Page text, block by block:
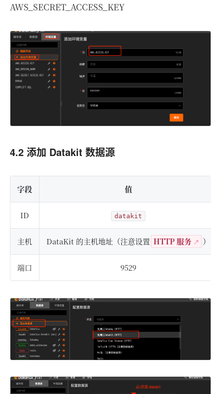
AWS_SECRET_ACCESS_KEY
4.2 添加 Datakit 数据源
字段 值
ID datakit
主机 DataKit 的主机地址（注意设置 HTTP 服务 ）
端口 9529